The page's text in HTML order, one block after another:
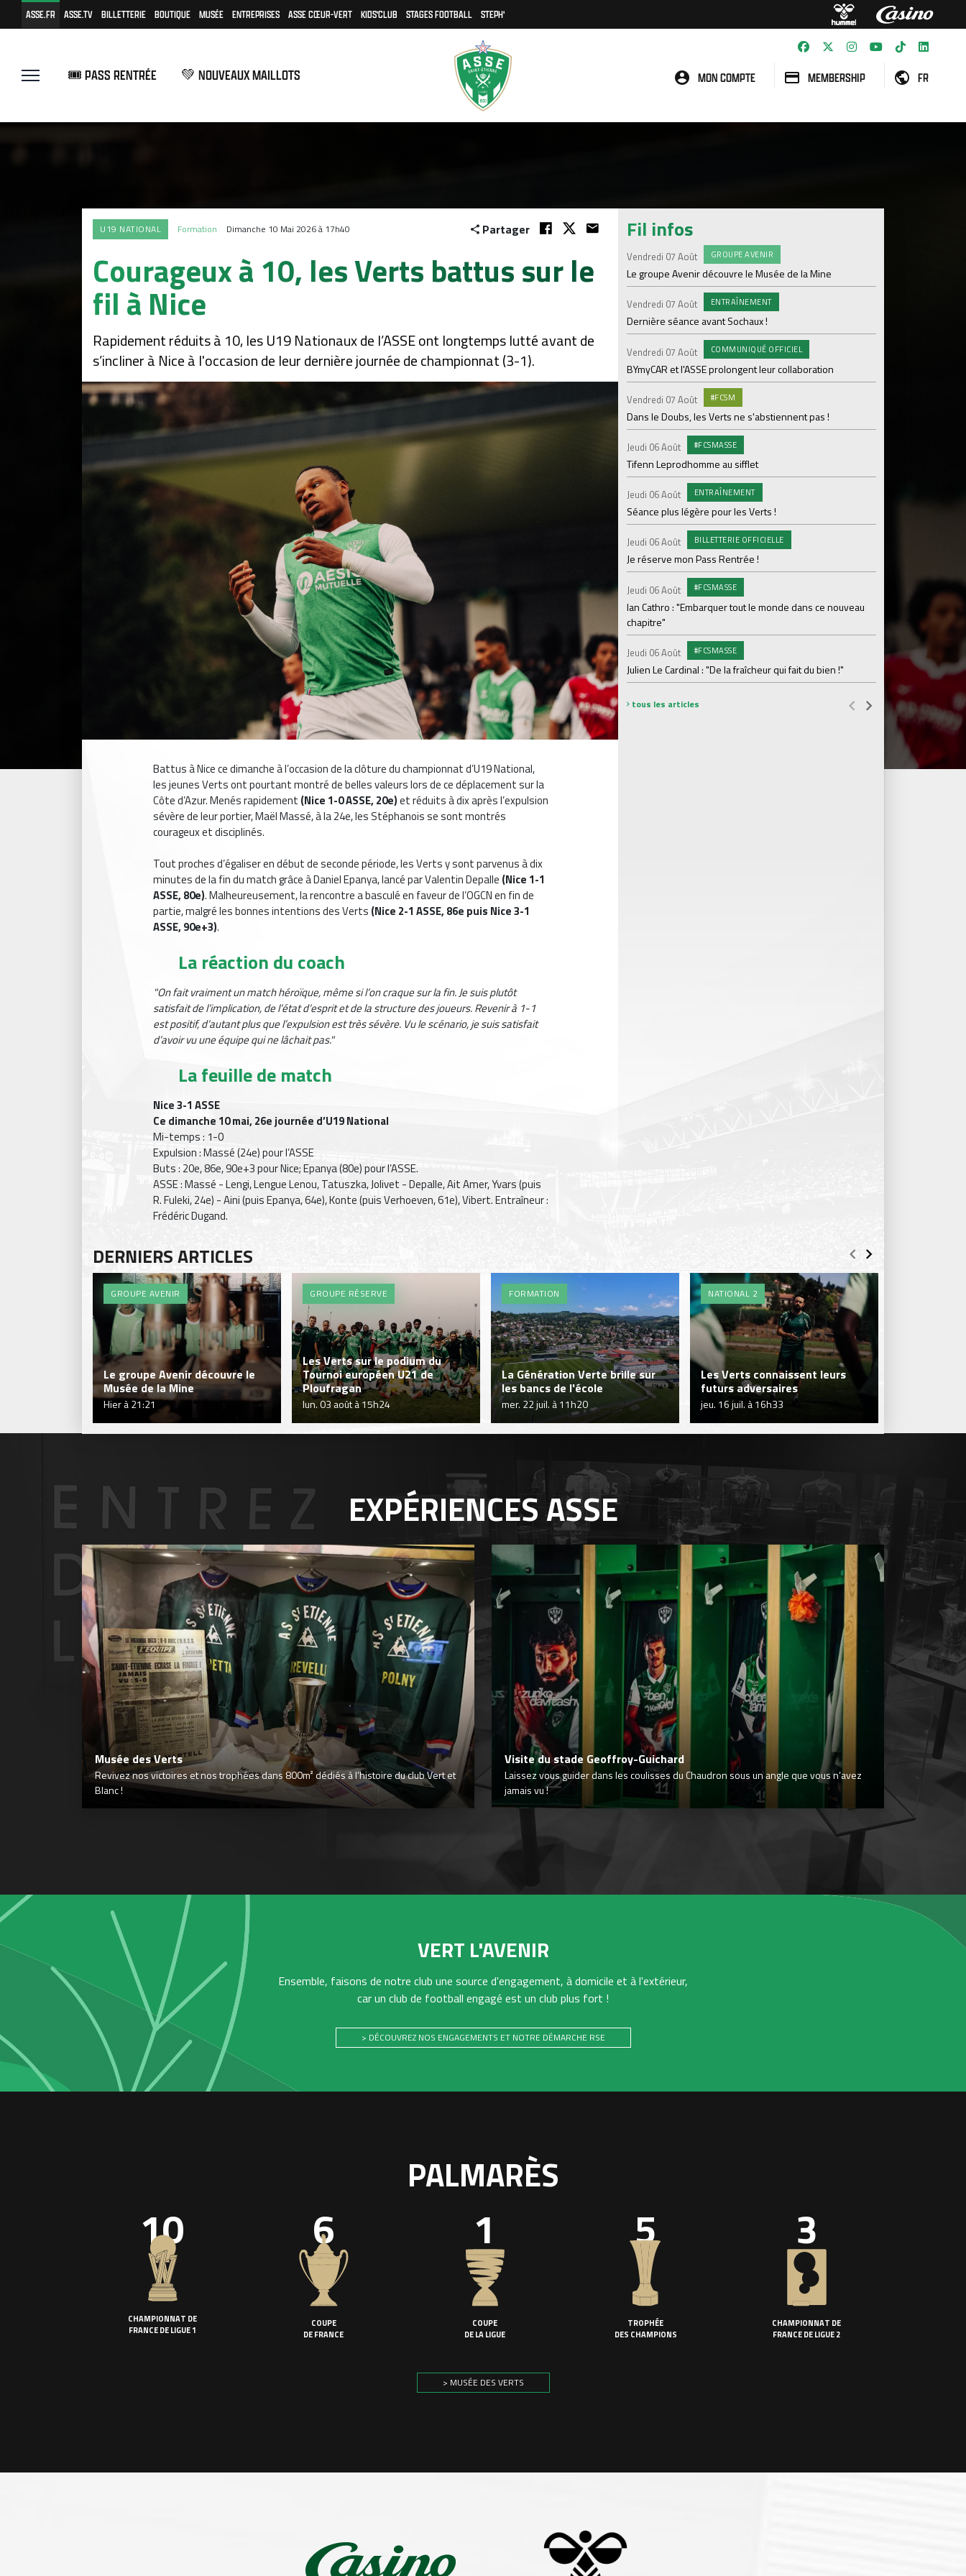
ASSE.FR ASSE.TV BILLETTERIE BOUTIQUE MUSÉE ENTREPRISES ASSE CŒUR-VERT KIDS'CLUB STAGES FOOTBALL STEPH'
🎟️ PASS RENTRÉE 💚 NOUVEAUX MAILLOTS MON COMPTE MEMBERSHIP FR
U19 NATIONAL Formation Dimanche 10 Mai 2026 à 17h40 Partager
Courageux à 10, les Verts battus sur le
fil à Nice
Rapidement réduits à 10, les U19 Nationaux de l’ASSE ont longtemps lutté avant de
s’incliner à Nice à l'occasion de leur dernière journée de championnat (3-1).
Battus à Nice ce dimanche à l’occasion de la clôture du championnat d’U19 National,
les jeunes Verts ont pourtant montré de belles valeurs lors de ce déplacement sur la
Côte d’Azur. Menés rapidement (Nice 1-0 ASSE, 20e)et réduits à dix après l’expulsion
sévère de leur portier, Maël Massé, à la 24e, les Stéphanois se sont montrés
courageux et disciplinés.
Tout proches d’égaliser en début de seconde période, les Verts y sont parvenus à dix
minutes de la fin du match grâce à Daniel Epanya, lancé par Valentin Depalle (Nice 1-1
ASSE, 80e). Malheureusement, la rencontre a basculé en faveur de l’OGCN en fin de
partie, malgré les bonnes intentions des Verts (Nice 2-1 ASSE, 86e puis Nice 3-1
ASSE, 90e+3).
La réaction du coach
"On fait vraiment un match héroïque, même si l’on craque sur la fin. Je suis plutôt
satisfait de l’implication, de l’état d’esprit et de la structure des joueurs. Revenir à 1-1
est positif, d’autant plus que l’expulsion est très sévère. Vu le scénario, je suis satisfait
d’avoir vu une équipe qui ne lâchait pas."
La feuille de match
Nice 3-1 ASSE
Ce dimanche 10 mai, 26e journée d’U19 National
Mi-temps : 1-0
Expulsion : Massé (24e) pour l’ASSE
Buts : 20e, 86e, 90e+3 pour Nice; Epanya (80e) pour l’ASSE.
ASSE : Massé - Lengi, Lengue Lenou, Tatuszka, Jolivet - Depalle, Ait Amer, Yvars (puis
R. Fuleki, 24e) - Aini (puis Epanya, 64e), Konte (puis Verhoeven, 61e), Vibert. Entraîneur :
Frédéric Dugand.
Fil infos
Vendredi 07 Août GROUPE AVENIR
Le groupe Avenir découvre le Musée de la Mine
Vendredi 07 Août ENTRAÎNEMENT
Dernière séance avant Sochaux !
Vendredi 07 Août COMMUNIQUÉ OFFICIEL
BYmyCAR et l'ASSE prolongent leur collaboration
Vendredi 07 Août #FCSM
Dans le Doubs, les Verts ne s'abstiennent pas !
Jeudi 06 Août #FCSMASSE
Tifenn Leprodhomme au sifflet
Jeudi 06 Août ENTRAÎNEMENT
Séance plus légère pour les Verts !
Jeudi 06 Août BILLETTERIE OFFICIELLE
Je réserve mon Pass Rentrée !
Jeudi 06 Août #FCSMASSE
Ian Cathro : "Embarquer tout le monde dans ce nouveau
chapitre"
Jeudi 06 Août #FCSMASSE
Julien Le Cardinal : "De la fraîcheur qui fait du bien !"
Parcage complet
Lundi 03 Août
Le dernier match
Dimanche 02 Août
Le point sur
tous les articles
DERNIERS ARTICLES
GROUPE AVENIR
Le groupe Avenir découvre le
Musée de la Mine
Hier à 21:21
GROUPE RÉSERVE
Les Verts sur le podium du
Tournoi européen U21 de
Ploufragan
lun. 03 août à 15h24
FORMATION
La Génération Verte brille sur
les bancs de l'école
mer. 22 juil. à 11h20
NATIONAL 2
Les Verts connaissent leurs
futurs adversaires
jeu. 16 juil. à 16h33
EXPÉRIENCESASSE
Musée des Verts
Revivez nos victoires et nos trophées dans 800m² dédiés à l’histoire du club Vert et
Blanc !
Visite du stade Geoffroy-Guichard
Laissez vous guider dans les coulisses du Chaudron sous un angle que vous n’avez
jamais vu !
VERT L'AVENIR
Ensemble, faisons de notre club une source d'engagement, à domicile et à l'extérieur,
car un club de football engagé est un club plus fort !
> DÉCOUVREZ NOS ENGAGEMENTS ET NOTRE DÉMARCHE RSE
PALMARÈS
10
CHAMPIONNAT DE
FRANCE DE LIGUE 1
6
COUPE
DE FRANCE
1
COUPE
DE LA LIGUE
5
TROPHÉE
DES CHAMPIONS
3
CHAMPIONNAT DE
FRANCE DE LIGUE 2
> MUSÉE DES VERTS